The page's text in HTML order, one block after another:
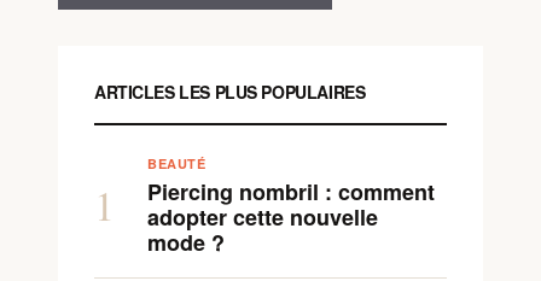
ARTICLES LES PLUS POPULAIRES
1
BEAUTÉ
Piercing nombril : comment
adopter cette nouvelle
mode ?